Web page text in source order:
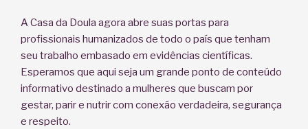
A Casa da Doula agora abre suas portas para
profissionais humanizados de todo o país que tenham
seu trabalho embasado em evidências científicas.
Esperamos que aqui seja um grande ponto de conteúdo
informativo destinado a mulheres que buscam por
gestar, parir e nutrir com conexão verdadeira, segurança
e respeito.